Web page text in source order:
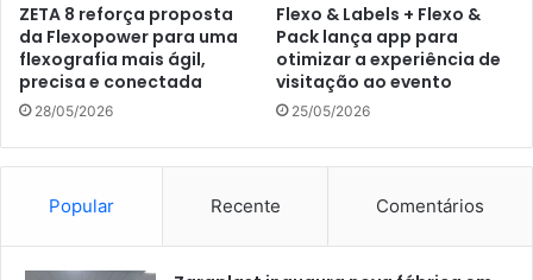
ZETA 8 reforça proposta
da Flexopower para uma
flexografia mais ágil,
precisa e conectada
28/05/2026
Flexo & Labels + Flexo &
Pack lança app para
otimizar a experiência de
visitação ao evento
25/05/2026
Popular Recente Comentários